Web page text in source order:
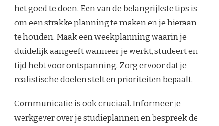
het goed te doen. Een van de belangrijkste tips is
om een strakke planning te maken en je hieraan
te houden. Maak een weekplanning waarin je
duidelijk aangeeft wanneer je werkt, studeert en
tijd hebt voor ontspanning. Zorg ervoor dat je
realistische doelen stelt en prioriteiten bepaalt.
Communicatie is ook cruciaal. Informeer je
werkgever over je studieplannen en bespreek de